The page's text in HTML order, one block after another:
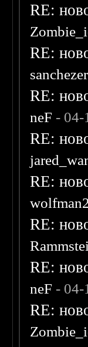
RE:
RE:
sanchezer
RE:
neF - 04-
RE:
RE:
RE:
RE:
neF - 04-
RE: